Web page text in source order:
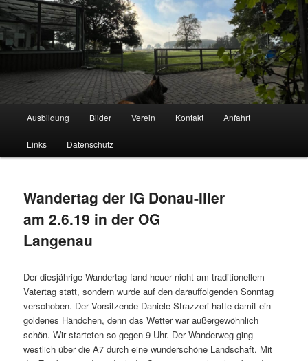
Schäferhundeverein OG Lauingen
Zum
Inhalt
Ausbildung Bilder Verein Kontakt Anfahrt
Links Datenschutz
Wandertag der IG Donau-Iller
am 2.6.19 in der OG
Langenau
Der diesjährige Wandertag fand heuer nicht am traditionellem
Vatertag statt, sondern wurde auf den darauffolgenden Sonntag
verschoben. Der Vorsitzende Daniele Strazzeri hatte damit ein
goldenes Händchen, denn das Wetter war außergewöhnlich
schön. Wir starteten so gegen 9 Uhr. Der Wanderweg ging
westlich über die A7 durch eine wunderschöne Landschaft. Mit